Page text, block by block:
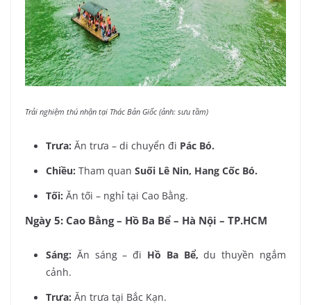
Trải nghiệm thú nhận tại Thác Bản Giốc (ảnh: sưu tầm)
Trưa: Ăn trưa – di chuyển đi Pác Bó.
Chiều: Tham quan Suối Lê Nin, Hang Cốc Bó.
Tối: Ăn tối – nghỉ tại Cao Bằng.
Ngày 5: Cao Bằng – Hồ Ba Bể – Hà Nội – TP.HCM
Sáng: Ăn sáng – đi Hồ Ba Bể, du thuyền ngắm
cảnh.
Trưa: Ăn trưa tại Bắc Kạn.